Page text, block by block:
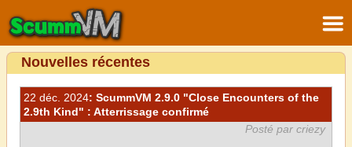
Nouvelles récentes
22 déc. 2024: ScummVM 2.9.0 "Close Encounters of the
2.9th Kind" : Atterrissage confirmé
Posté par criezy